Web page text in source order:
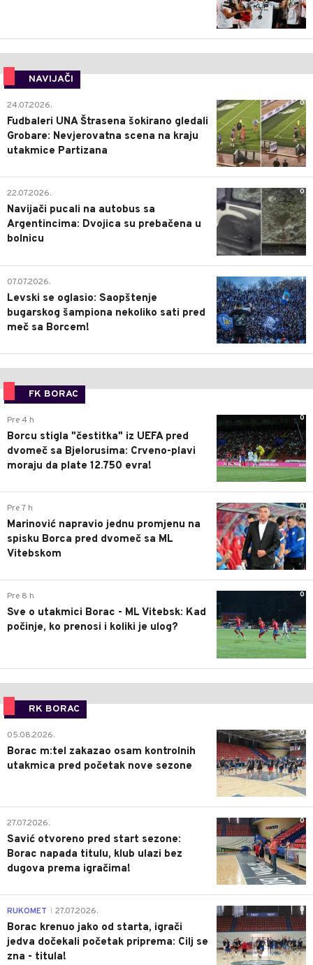
NAVIJAČI
0
24.07.2026.
Fudbaleri UNA Štrasena šokirano gledali
Grobare: Nevjerovatna scena na kraju
utakmice Partizana
0
22.07.2026.
Navijači pucali na autobus sa
Argentincima: Dvojica su prebačena u
bolnicu
1
07.07.2026.
Levski se oglasio: Saopštenje
bugarskog šampiona nekoliko sati pred
meč sa Borcem!
FK BORAC
0
Pre 4 h
Borcu stigla "čestitka" iz UEFA pred
dvomeč sa Bjelorusima: Crveno-plavi
moraju da plate 12.750 evra!
0
Pre 7 h
Marinović napravio jednu promjenu na
spisku Borca pred dvomeč sa ML
Vitebskom
0
Pre 8 h
Sve o utakmici Borac - ML Vitebsk: Kad
počinje, ko prenosi i koliki je ulog?
RK BORAC
0
05.08.2026.
Borac m:tel zakazao osam kontrolnih
utakmica pred početak nove sezone
0
27.07.2026.
Savić otvoreno pred start sezone:
Borac napada titulu, klub ulazi bez
dugova prema igračima!
0
RUKOMET 27.07.2026.
Borac krenuo jako od starta, igrači
jedva dočekali početak priprema: Cilj se
zna - titula!